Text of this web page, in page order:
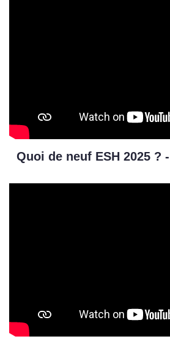
Quoi de neuf ESH 2025 ?